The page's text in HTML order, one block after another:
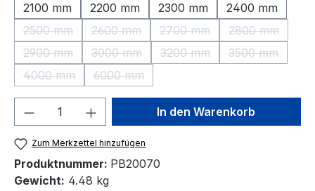
2100 mm
2200 mm 2300 mm
2400 mm
2500 mm
(Diese Option ist zurzeit nicht verfügbar.)
2600 mm
(Diese Option ist zurzeit nicht verfügbar.)
2700 mm
(Diese Option ist zurzeit
2800 mm
(Diese
2900 mm
(Diese Option ist zurzeit nicht verfügbar.)
3000 mm
(Diese Option ist zurzeit nicht verfügbar.)
3200 mm
(Diese Option ist zurzeit
3500 mm
(Diese
4000 mm
(Diese Option ist zurzeit nicht verfügbar.)
6000 mm
(Diese Option ist zurzeit nicht verfügbar.)
Produkt Anzahl: Gib denIn den Warenkorb
Zum Merkzettel hinzufügen
Produktnummer: PB20070
Gewicht: 4.48 kg